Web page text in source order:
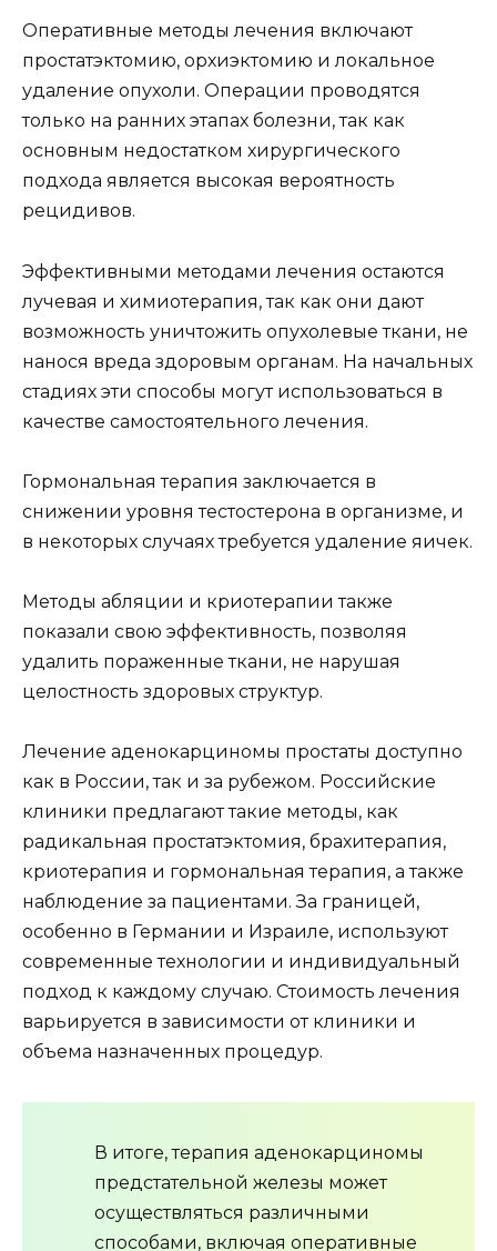
Оперативные методы лечения включают
простатэктомию, орхиэктомию и локальное
удаление опухоли. Операции проводятся
только на ранних этапах болезни, так как
основным недостатком хирургического
подхода является высокая вероятность
рецидивов.
Эффективными методами лечения остаются
лучевая и химиотерапия, так как они дают
возможность уничтожить опухолевые ткани, не
нанося вреда здоровым органам. На начальных
стадиях эти способы могут использоваться в
качестве самостоятельного лечения.
Гормональная терапия заключается в
снижении уровня тестостерона в организме, и
в некоторых случаях требуется удаление яичек.
Методы абляции и криотерапии также
показали свою эффективность, позволяя
удалить пораженные ткани, не нарушая
целостность здоровых структур.
Лечение аденокарциномы простаты доступно
как в России, так и за рубежом. Российские
клиники предлагают такие методы, как
радикальная простатэктомия, брахитерапия,
криотерапия и гормональная терапия, а также
наблюдение за пациентами. За границей,
особенно в Германии и Израиле, используют
современные технологии и индивидуальный
подход к каждому случаю. Стоимость лечения
варьируется в зависимости от клиники и
объема назначенных процедур.
В итоге, терапия аденокарциномы
предстательной железы может
осуществляться различными
способами, включая оперативные